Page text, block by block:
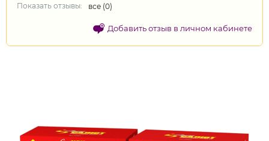
Показать отзывы: все (0)
Добавить отзыв в личном кабинете